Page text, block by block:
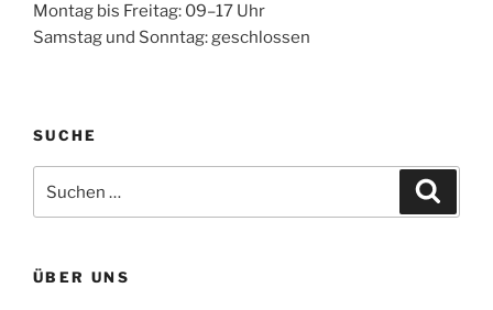
Montag bis Freitag: 09–17 Uhr
Samstag und Sonntag: geschlossen
SUCHE
nach:
ÜBER UNS